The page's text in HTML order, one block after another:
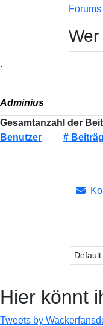
Forums
.
Adminius
Gesamtanzahl der
Benutzer
#
Hier könnt
Tweets by